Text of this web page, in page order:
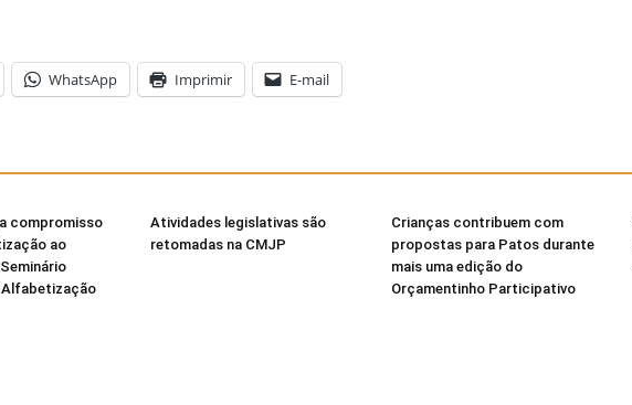
WhatsApp Imprimir E-mail
compromisso
ao
Alfabetização
Atividades legislativas são
retomadas na CMJP
Crianças contribuem com
propostas para Patos durante
mais uma edição do
Orçamentinho Participativo